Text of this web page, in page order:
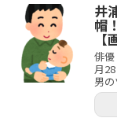
井
帽
【
俳
月
男